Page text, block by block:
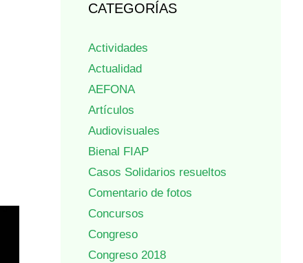
CATEGORÍAS
Actividades
Actualidad
AEFONA
Artículos
Audiovisuales
Bienal FIAP
Casos Solidarios resueltos
Comentario de fotos
Concursos
Congreso
Congreso 2018